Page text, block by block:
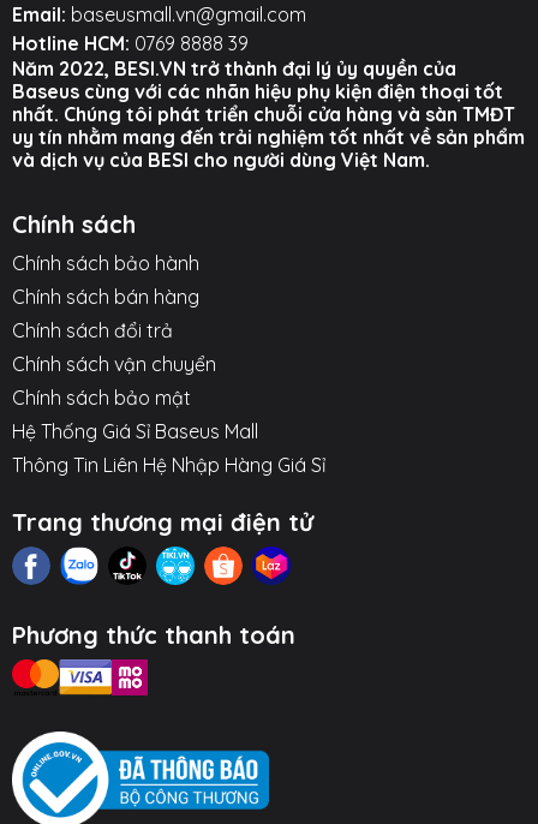
đơn giản và ổn định.
🎙️ Tích Hợp Mic Đàm Thoại & Phím Điều Khiển: Dễ dàng
nhận cuộc gọi và đàm thoại rảnh tay với micro thu
âm rõ nét. Cụm phím điều khiển trên dây giúp bạn
phát/dừng nhạc và thực hiện các thao tác khác một
⚙️ TÍNH NĂNG NỔI BẬT ⚙️
○ Màng loa composite cho chất âm cân bằng, bass
mạnh mẽ.
○ Jack cắm 3.5mm tương thích đa nền tảng.
Hình ảnh sản phẩm
Email: baseusmall.vn@gmail.com
Hotline HCM: 0769 8888 39
Năm 2022, BESI.VN trở thành đại lý ủy quyền của
Baseus cùng với các nhãn hiệu phụ kiện điện thoại tốt
nhất. Chúng tôi phát triển chuỗi cửa hàng và sàn TMĐT
uy tín nhằm mang đến trải nghiệm tốt nhất về sản phẩm
và dịch vụ của BESI cho người dùng Việt Nam.
Chính sách
Chính sách bảo hành
Chính sách bán hàng
Chính sách đổi trả
Chính sách vận chuyển
Chính sách bảo mật
Hệ Thống Giá Sỉ Baseus Mall
Thông Tin Liên Hệ Nhập Hàng Giá Sỉ
Trang thương mại điện tử
Phương thức thanh toán